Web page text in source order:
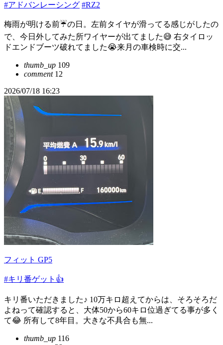
#アドバンレーシング #RZ2
梅雨が明ける前☔️の日。左前タイヤが滑ってる感じがしたの
で、今日外してみた所ワイヤーが出てました😅 右タイロッ
ドエンドブーツ破れてました😭来月の車検時に交...
thumb_up 109
comment12
2026/07/18 16:23
フィット GP5
#キリ番ゲット👍
キリ番いただきました♪ 10万キロ超えてからは、そろそろだ
よねって確認すると、大体50から60キロ位過ぎてる事が多く
て😂 所有して8年目。大きな不具合も無...
thumb_up 116